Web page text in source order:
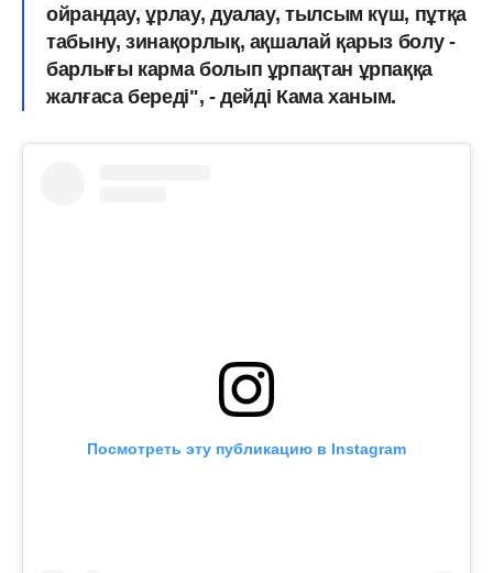
ойрандау, ұрлау, дуалау, тылсым күш, пұтқа
табыну, зинақорлық, ақшалай қарыз болу -
барлығы карма болып ұрпақтан ұрпаққа
жалғаса береді", - дейді Кама ханым.
Посмотреть эту публикацию в Instagram